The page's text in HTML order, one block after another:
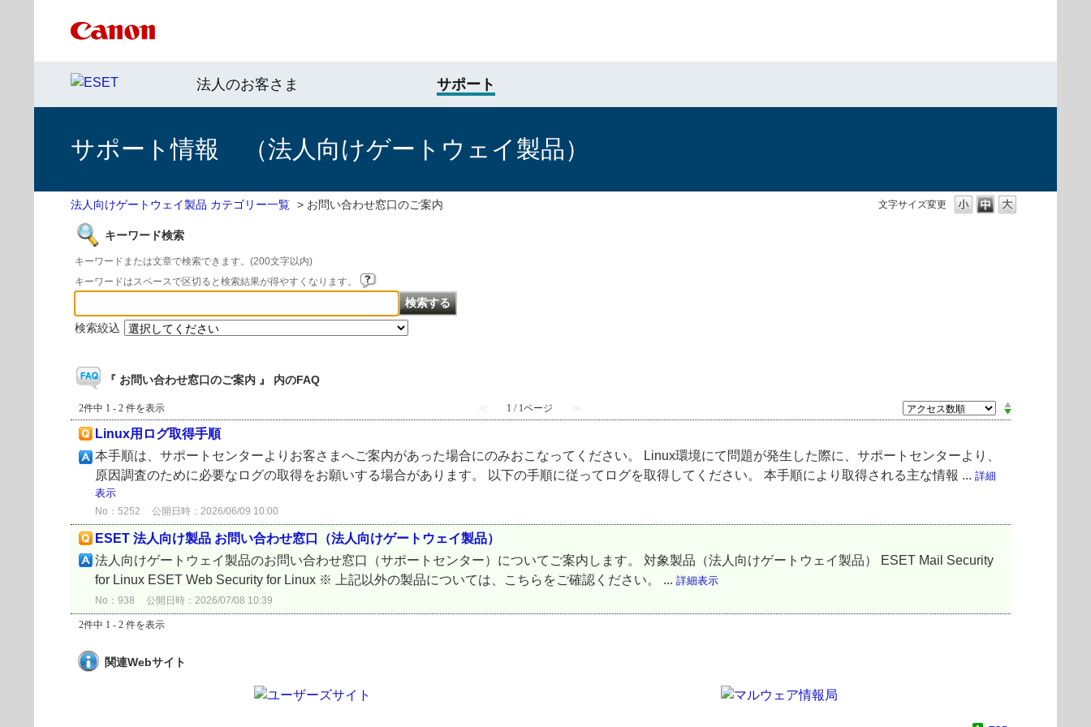
法人のお客さま サポート
サポート情報 （法人向けゲートウェイ製品）
文字サイズ変更
法人向けゲートウェイ製品 カテゴリー一覧 > お問い合わせ窓口のご案内
キーワード検索
キーワードまたは文章で検索できます。(200文字以内)
キーワードはスペースで区切ると検索結果が得やすくなります。
検索絞込
『 お問い合わせ窓口のご案内 』 内のFAQ
2件中 1 - 2 件を表示 ≪ 1 / 1ページ ≫
Linux用ログ取得手順
本手順は、サポートセンターよりお客さまへご案内があった場合にのみおこなってください。 Linux環境にて問題が発生した際に、サポートセンターより、
原因調査のために必要なログの取得をお願いする場合があります。 以下の手順に従ってログを取得してください。 本手順により取得される主な情報 ... 詳細
表示
No：5252 公開日時：2026/06/09 10:00
ESET 法人向け製品 お問い合わせ窓口（法人向けゲートウェイ製品）
法人向けゲートウェイ製品のお問い合わせ窓口（サポートセンター）についてご案内します。 対象製品（法人向けゲートウェイ製品） ESET Mail Security
for Linux ESET Web Security for Linux ※ 上記以外の製品については、こちらをご確認ください。 ... 詳細表示
No：938 公開日時：2026/07/08 10:39
2件中 1 - 2 件を表示
関連Webサイト